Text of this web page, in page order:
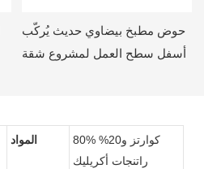
حوض مطبخ بيضاوي حديث يُركّب
أسفل سطح العمل لمشروع شقة
المواد
80% كوارتز و20%
راتنجات أكريليك